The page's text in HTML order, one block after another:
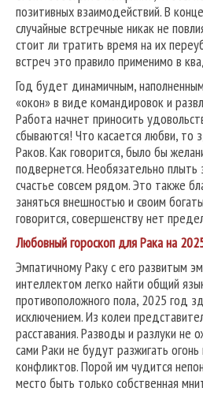
позитивных взаимодействий. В
случайные встречные никак не
стоит ли тратить время на их
встреч это правило применимо в
Год будет динамичным,
«окон» в виде командировок и
Работа начнет приносить
сбываются! Что касается любви, то
Раков. Как говорится, было бы
подвернется. Необязательно
счастье совсем рядом. Это также
заняться внешностью и своим
говорится, совершенству нет
Любовный гороскоп для Рака на
Эмпатичному Раку с его развитым
интеллектом легко найти общий
противоположного пола, 2025 год
исключением. Из колеи
расставания. Разводы и разлуки не
сами Раки не будут разжигать
конфликтов. Порой им чудится
место быть только собственная